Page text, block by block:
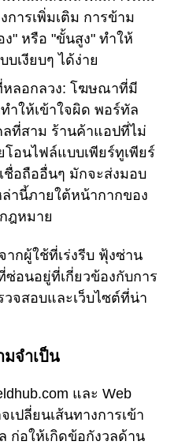
ารเพิ่มเติม การข้าม
ง" หรือ "ขั้นสูง" ทำให้
บเงียบๆ ได้ง่าย
ลอกลวง: โฆษณาที่มี
ำให้เข้าใจผิด พอร์ทัล
ที่สาม ร้านค้าแอปที่ไม่
โอนไฟล์แบบเพียร์ทูเพียร์
ชื่อถืออื่นๆ มักจะส่งมอบ
ล่านี้ภายใต้หน้ากากของ
ฎหมาย
ากผู้ใช้ที่เร่งรีบ ฟุ้งซ่าน
ซ่อนอยู่ที่เกี่ยวข้องกับการ
จสอบและเว็บไซต์ที่น่า
มจำเป็น
และ Web
เปลี่ยนเส้นทางการเข้า
ก่อให้เกิดข้อกังวลด้าน